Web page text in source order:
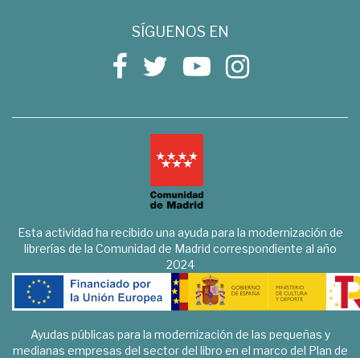
SÍGUENOS EN
Esta actividad ha recibido una ayuda para la modernización de
librerías de la Comunidad de Madrid correspondiente al año
2024
Ayudas públicas para la modernización de las pequeñas y
medianas empresas del sector del libro en el marco del Plan de